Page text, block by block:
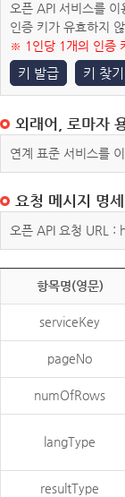
오픈 API 서비스를
인증 키가 유효하지
※ 1인당 1개의 인증
키 발급 키 찾기
외래어, 로마자
연계 표준 서비스를
요청 메시지 명세
오픈 API 요청 URL
항목명(영문)
serviceKey
pageNo
numOfRows
langType
resultType